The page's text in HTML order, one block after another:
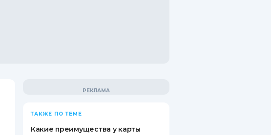
ТАКЖЕ ПО ТЕМЕ
Какие преимущества у карты